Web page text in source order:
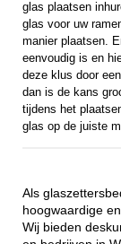
glas plaatsen
glas voor uw
manier plaatsen.
eenvoudig is en
deze klus door
dan is de kans
tijdens het
glas op de juiste
Als
hoogwaardige
Wij bieden